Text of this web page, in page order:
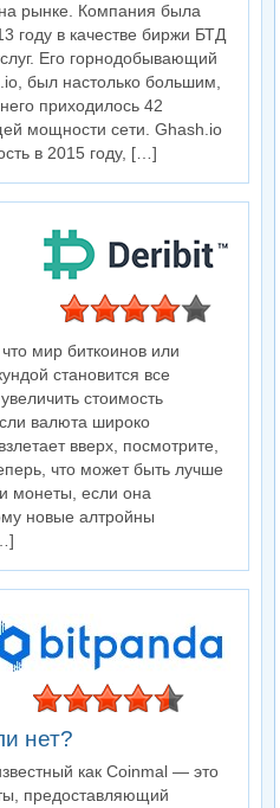
рынке. Компания была
году в качестве биржи БТД
Его горнодобывающий
был настолько большим,
приходилось 42
мощности сети. Ghash.io
в 2015 году, […]
мир биткоинов или
становится все
стоимость
валюта широко
вверх, посмотрите,
что может быть лучше
монеты, если она
новые алтройны
нет?
как Coinmal — это
предоставляющий